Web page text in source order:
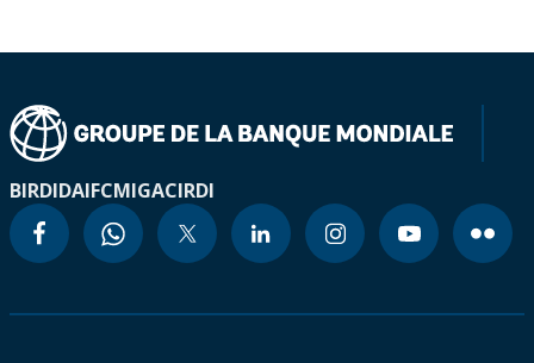
BIRDIDAIFCMIGACIRDI